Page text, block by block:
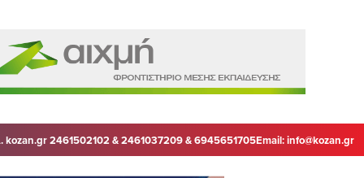
kozan.gr 2461502102 & 2461037209 & 6945651705Email:info@kozan.gr